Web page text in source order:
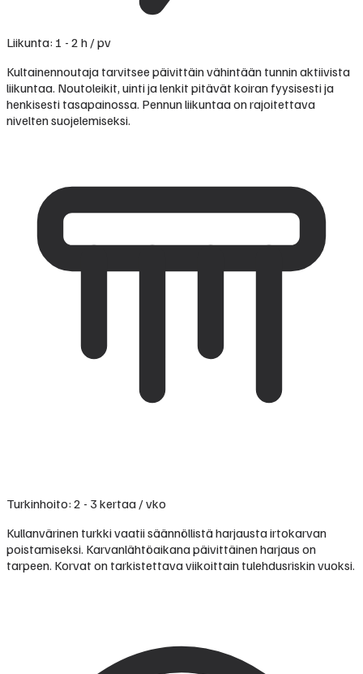
Liikunta: 1 - 2 h / pv
Kultainennoutaja tarvitsee päivittäin vähintään tunnin aktiivista
liikuntaa. Noutoleikit, uinti ja lenkit pitävät koiran fyysisesti ja
henkisesti tasapainossa. Pennun liikuntaa on rajoitettava
nivelten suojelemiseksi.
Turkinhoito: 2 - 3 kertaa / vko
Kullanvärinen turkki vaatii säännöllistä harjausta irtokarvan
poistamiseksi. Karvanlähtöaikana päivittäinen harjaus on
tarpeen. Korvat on tarkistettava viikoittain tulehdusriskin vuoksi.